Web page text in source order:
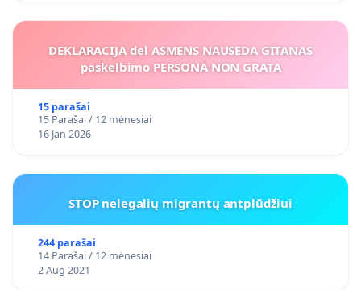
DEKLARACIJA del ASMENS NAUSEDA GITANAS
paskelbimo PERSONA NON GRATA
15 parašai
15 Parašai / 12 mėnesiai
16 Jan 2026
STOP nelegalių migrantų antplūdžiui
244 parašai
14 Parašai / 12 mėnesiai
2 Aug 2021